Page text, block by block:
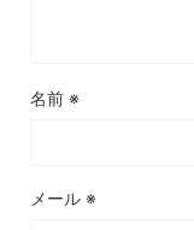
名前 ※
メール ※